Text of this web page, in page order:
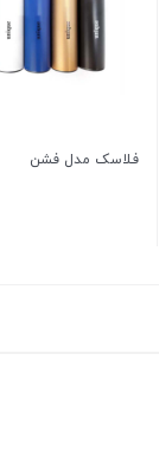
فلاسک مدل فشن